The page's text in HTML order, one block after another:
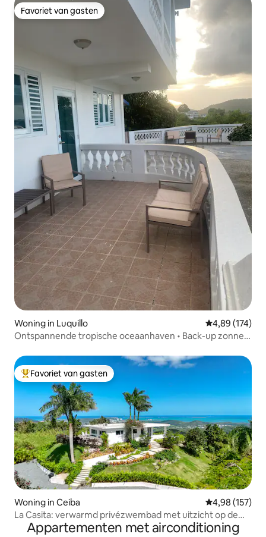
Favoriet van gasten
Favoriet van gasten
Woning in Luquillo Gemiddelde
4,89 (174)
Ontspannende tropische oceaanhaven • Back-up zonne-
Topfavoriet van gasten
Favoriet van gasten
Woning in Ceiba Gemiddelde
4,98 (157)
La Casita: verwarmd privézwembad met uitzicht op de
oceaan
Appartementen met airconditioning